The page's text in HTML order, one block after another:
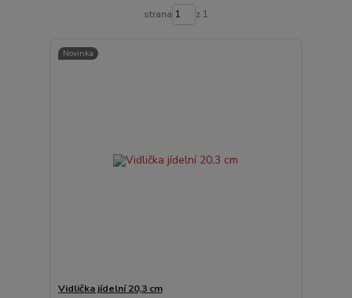
strana z 1
Novinka
Vidlička jídelní 20,3 cm